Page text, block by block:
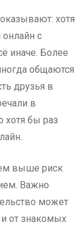
хотя
онлайн с
иначе. Более
общаются
друзья в
в
хотя бы раз
выше риск
Важно
может
и от знакомых